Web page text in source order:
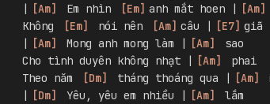
|
[Am] Em nhìn [Em] anh mắt hoen | [Am]
Không
[Em] nói nên [Am] câu | [E7] giã
|
[Am] Mong anh mong làm | [Am]
sao
Cho tình duyên không nhạt |
[Am]
phai
Theo năm
[Dm] tháng thoáng qua | [Am]
|
[Dm] Yêu, yêu em nhiều | [Am]
lắm